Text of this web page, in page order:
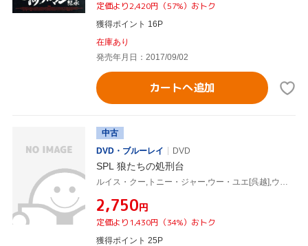
定価より2,420円（57%）おトク
獲得ポイント 16P
在庫あり
発売年月日：2017/09/02
カートへ追加
中古
DVD・ブルーレイ
DVD
SPL 狼たちの処刑台
ルイス・クー,トニー・ジャー,ウー・ユエ[呉越],ウィルソン・イップ[葉偉信](監督),ドン・ユー(製作総指揮),チャン・クォンウィン[陳光榮](音楽)
¥2,750円
定価より1,430円（34%）おトク
獲得ポイント 25P